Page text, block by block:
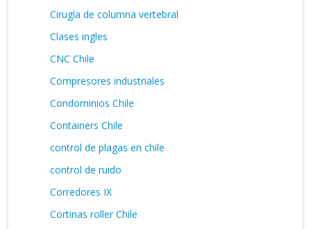
Cirugía de columna vertebral
Clases ingles
CNC Chile
Compresores industriales
Condominios Chile
Containers Chile
control de plagas en chile
control de ruido
Corredores IX
Cortinas roller Chile